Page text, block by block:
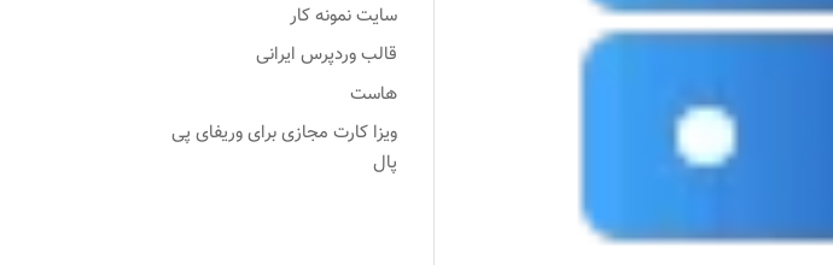
سایت نمونه کار
قالب وردپرس ایرانی
هاست
ویزا کارت مجازی برای وریفای پی
پال